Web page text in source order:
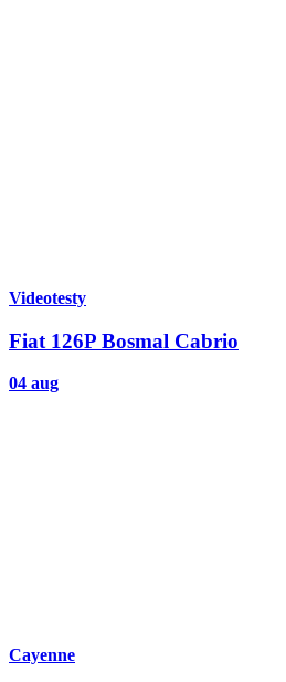
Videotesty
Fiat 126P Bosmal Cabrio
04 aug
Cayenne